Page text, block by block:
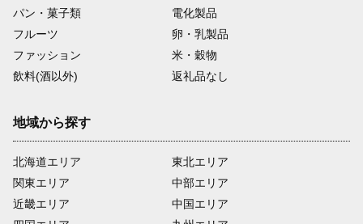
パン・菓子類
電化製品
フルーツ
卵・乳製品
ファッション
米・穀物
飲料(酒以外)
返礼品なし
地域から探す
北海道エリア
関東エリア
近畿エリア
東北エリア
中部エリア
中国エリア